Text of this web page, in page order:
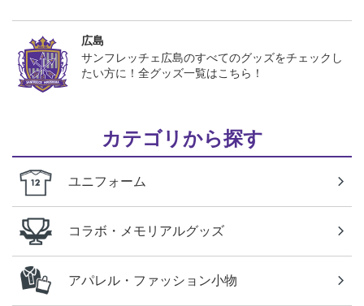
広島
サンフレッチェ広島のすべてのグッズをチェックし
たい方に！全グッズ一覧はこちら！
カテゴリから探す
ユニフォーム
コラボ・メモリアルグッズ
アパレル・ファッション小物